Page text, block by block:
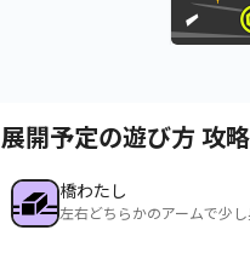
展開予定の遊び方 攻
橋わたし
左右どちらかのアームで少